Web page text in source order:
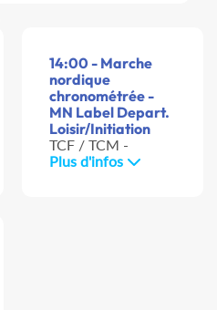
14:00 - Marche
nordique
chronométrée -
MN Label Depart.
Loisir/Initiation
TCF / TCM -
Plus d'infos